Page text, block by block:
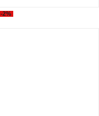
-2%